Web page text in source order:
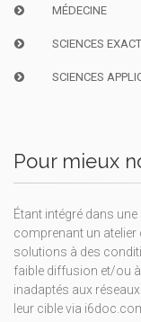
MÉDECINE
SCIENCES
SCIENCES
Pour mieux
Étant intégré dans
comprenant un
solutions à des
faible diffusion et/ou
inadaptés aux
leur cible via